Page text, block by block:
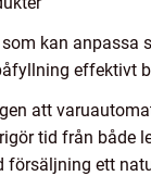
kan
effektivt
att
tid från
ett